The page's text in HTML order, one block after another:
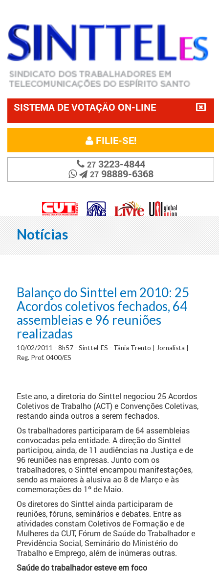
SISTEMA DE VOTAÇÃO ON-LINE
FILIE-SE!
273223-4844
2798889-6368
Notícias
Balanço do Sinttel em 2010: 25
Acordos coletivos fechados, 64
assembleias e 96 reuniões
realizadas
10/02/2011 - 8h57 - Sinttel-ES - Tânia Trento | Jornalista |
Reg. Prof. 0400/ES
Este ano, a diretoria do Sinttel negociou 25 Acordos
Coletivos de Trabalho (ACT) e Convenções Coletivas,
restando ainda outros a serem fechados.
Os trabalhadores participaram de 64 assembleias
convocadas pela entidade. A direção do Sinttel
participou, ainda, de 11 audiências na Justiça e de
96 reuniões nas empresas. Junto com os
trabalhadores, o Sinttel encampou manifestações,
sendo as maiores à alusiva ao 8 de Março e às
comemorações do 1º de Maio.
Os diretores do Sinttel ainda participaram de
reuniões, fóruns, seminários e debates. Entre as
atividades constam Coletivos de Formação e de
Mulheres da CUT, Fórum de Saúde do Trabalhador e
Previdência Social, Seminário do Ministério do
Trabalho e Emprego, além de inúmeras outras.
Saúde do trabalhador esteve em foco